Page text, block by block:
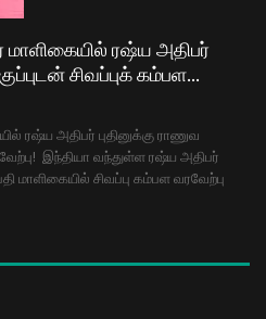
மாளிகையில் ரஷ்ய அதிபர்
சிவப்புக் கம்பள…
ரஷ்ய அதிபர் புதினுக்கு ராணுவ
இந்தியா வந்துள்ள ரஷ்ய அதிபர்
மாளிகையில் சிவப்பு கம்பள வரவேற்பு